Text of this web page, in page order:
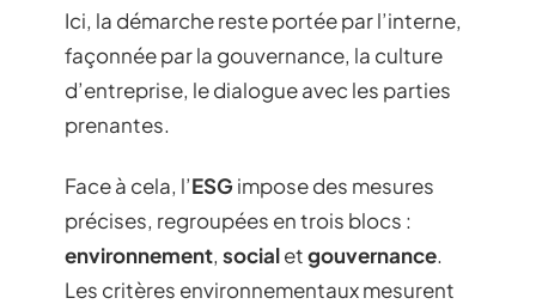
Ici, la démarche reste portée par l’interne,
façonnée par la gouvernance, la culture
d’entreprise, le dialogue avec les parties
prenantes.
Face à cela, l’ESGimpose des mesures
précises, regroupées en trois blocs :
environnement, socialetgouvernance.
Les critères environnementaux mesurent